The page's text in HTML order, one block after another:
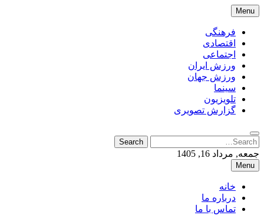
Skip
to
content
Menu
فرهنگی
اقتصادی
اجتماعی
ورزش ایران
ورزش جهان
سینما
تلویزیون
گزارش تصویری
Search
for:
Search
جمعه, مرداد 16, 1405
Menu
خانه
درباره ما
تماس با ما